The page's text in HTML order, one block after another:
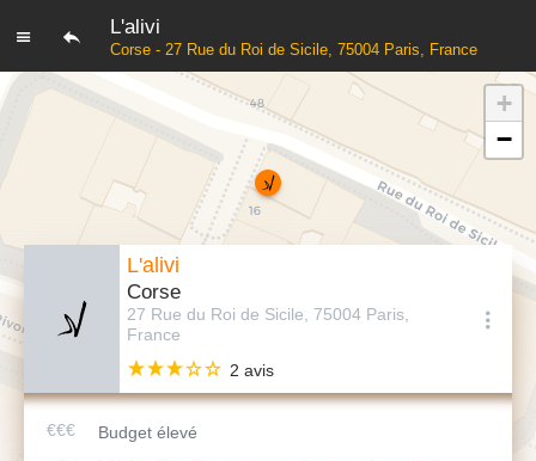
L'alivi
Corse - 27 Rue du Roi de Sicile, 75004 Paris, France
L'alivi
Corse
27 Rue du Roi de Sicile, 75004 Paris,
France
2 avis
Budget élevé
+
−